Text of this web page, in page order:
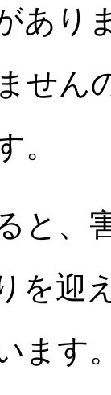
あり
せん
。
と、
を迎
ます